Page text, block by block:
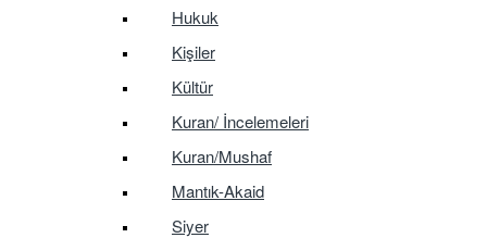
Hukuk
Kişiler
Kültür
Kuran/ İncelemeleri
Kuran/Mushaf
Mantık-Akaid
Siyer